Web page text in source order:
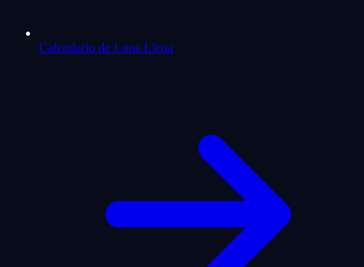
Calendario de Luna Llena